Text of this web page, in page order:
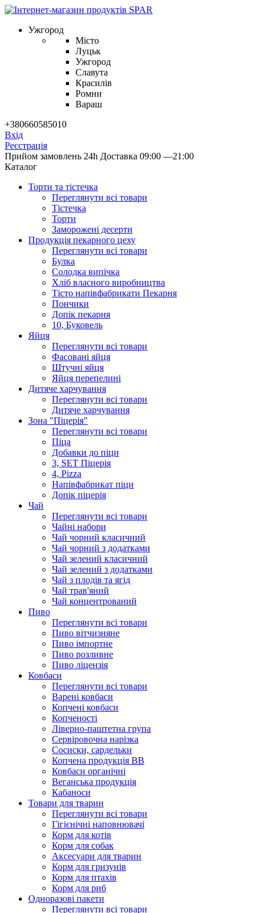
Ужгород
Місто
Луцьк
Ужгород
Славута
Красилів
Ромни
Вараш
+380660585010
Вхід
Реєстрація
Прийом замовлень 24h Доставка 09:00 —21:00
Каталог
Торти та тістечка
Переглянути всі товари
Тістечка
Торти
Заморожені десерти
Продукцiя пекарного цеху
Переглянути всі товари
Булка
Солодка випiчка
Хлiб власного виробництва
Тiсто напiвфабрикати Пекарня
Пончики
Допік пекарня
10, Буковель
Яйця
Переглянути всі товари
Фасовані яйця
Штучні яйця
Яйця перепелині
Дитяче харчування
Переглянути всі товари
Дитяче харчування
Зона "Піцерія"
Переглянути всі товари
Піца
Добавки до піци
3, SET Піцерія
4, Pizza
Напівфабрикат піци
Допік піцерія
Чай
Переглянути всі товари
Чайні набори
Чай чорний класичний
Чай чорний з додатками
Чай зелений класичний
Чай зелений з додатками
Чай з плодів та ягід
Чай трав'яний
Чай концентрований
Пиво
Переглянути всі товари
Пиво вітчизняне
Пиво імпортне
Пиво розливне
Пиво ліцензія
Ковбаси
Переглянути всі товари
Варені ковбаси
Копчені ковбаси
Копченості
Ліверно-паштетна група
Сервіровочна нарізка
Сосиски, сардельки
Копчена продукція ВВ
Ковбаси органічні
Веганська продукція
Кабаноси
Товари для тварин
Переглянути всі товари
Гігієнічні наповнювачі
Корм для котів
Корм для собак
Аксесуари для тварин
Корм для гризунів
Корм для птахів
Корм для риб
Одноразові пакети
Переглянути всі товари